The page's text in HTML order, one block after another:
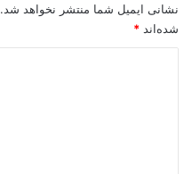
نشانی ایمیل شما منتشر نخواهد شد.
شده‌اند *